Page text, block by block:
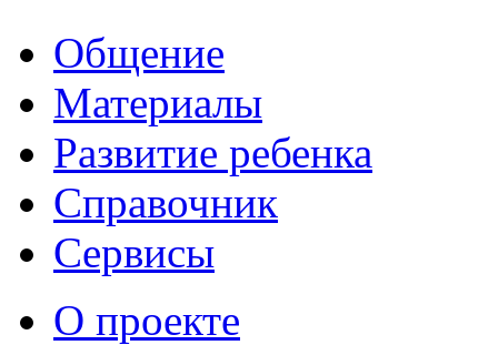
Общение
Материалы
Развитие ребенка
Справочник
Сервисы
О проекте